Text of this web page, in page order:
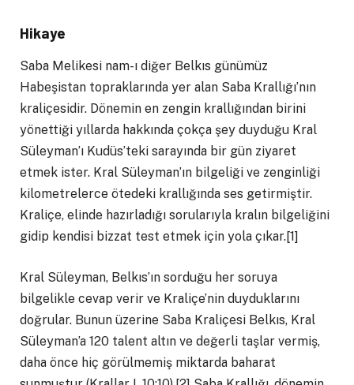
Hikaye
Saba Melikesi nam-ı diğer Belkıs günümüz
Habeşistan topraklarında yer alan Saba Krallığı’nın
kraliçesidir. Dönemin en zengin krallığından birini
yönettiği yıllarda hakkında çokça şey duyduğu Kral
Süleyman’ı Kudüs’teki sarayında bir gün ziyaret
etmek ister. Kral Süleyman’ın bilgeliği ve zenginliği
kilometrelerce ötedeki krallığında ses getirmiştir.
Kraliçe, elinde hazırladığı sorularıyla kralın bilgeliğini
gidip kendisi bizzat test etmek için yola çıkar.[1]
Kral Süleyman, Belkıs’ın sorduğu her soruya
bilgelikle cevap verir ve Kraliçe’nin duyduklarını
doğrular. Bunun üzerine Saba Kraliçesi Belkıs, Kral
Süleyman’a 120 talent altın ve değerli taşlar vermiş,
daha önce hiç görülmemiş miktarda baharat